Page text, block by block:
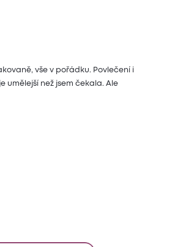
vše v pořádku. Povlečení i
umělejší než jsem čekala. Ale